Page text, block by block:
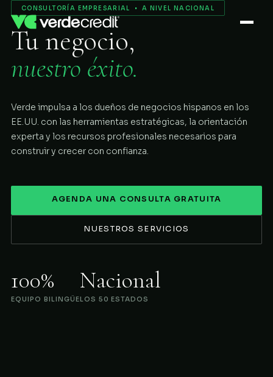
Servicios
Nosotros
Proceso
COMENZAR
CONSULTORÍA EMPRESARIAL • A NIVEL NACIONAL
Tu negocio,
nuestro éxito.
Verde impulsa a los dueños de negocios hispanos en los
EE.UU. con las herramientas estratégicas, la orientación
experta y los recursos profesionales necesarios para
construir y crecer con confianza.
AGENDA UNA CONSULTA GRATUITA
NUESTROS SERVICIOS
100%
EQUIPO BILINGÜE
Nacional
LOS 50 ESTADOS